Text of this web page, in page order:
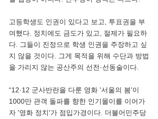
고등학생도 인권이 있다고 보고, 투표권을 부
여했다. 정치에도 금도가 있고, 절제가 필요하
다. 그들이 진정으로 학생 인권을 주장하고 싶
지 않을 것이다. 그게 목적을 위해 수단과 방법
을 가리지 않는 공산주의 선전·선동술이다.
“12·12 군사반란을 다룬 영화 '서울의 봄'이
1000만 관객 돌파를 향한 인기몰이를 이어가
자 '영화 정치'가 점입가경이다. 더불어민주당